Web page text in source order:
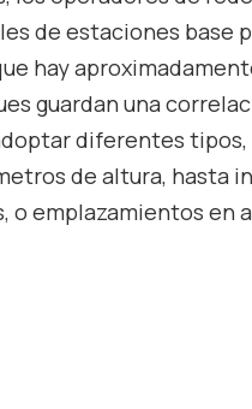
de estaciones base
hay
guardan una
diferentes
de altura, hasta
o emplazamientos